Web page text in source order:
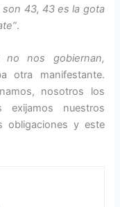
son 43, 43 es la gota
.
no nos gobiernan,
otra manifestante.
nosotros los
nuestros
obligaciones y este